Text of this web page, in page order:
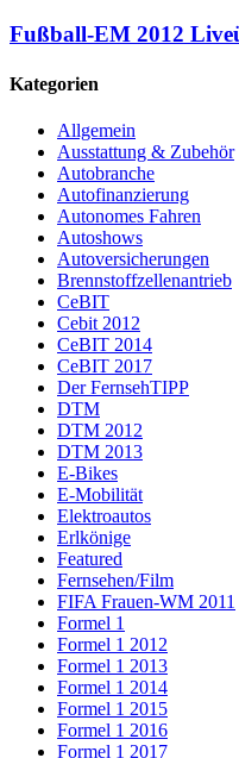
Fußball-EM 2012
Kategorien
Allgemein
Ausstattung & Zubehör
Autobranche
Autofinanzierung
Autonomes Fahren
Autoshows
Autoversicherungen
Brennstoffzellenantrieb
CeBIT
Cebit 2012
CeBIT 2014
CeBIT 2017
Der FernsehTIPP
DTM
DTM 2012
DTM 2013
E-Bikes
E-Mobilität
Elektroautos
Erlkönige
Featured
Fernsehen/Film
FIFA Frauen-WM 2011
Formel 1
Formel 1 2012
Formel 1 2013
Formel 1 2014
Formel 1 2015
Formel 1 2016
Formel 1 2017